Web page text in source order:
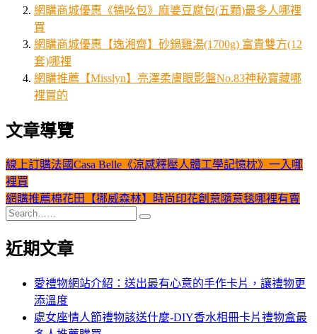
網購商城優惠《犒吆包》麻婆豆腐包(五顆)最多人哪裡
買
網購商城優惠【逸湘齋】砂鍋雞湯(1700g) 富貴雙方(12
套)哪裡
網購推薦【Misslyn】亮澤柔膚眼影盤No.83神秘寶藏哪
裡買的
文章導覽
線上訂購法國Casa Belle《涼感釋壓人體工學記憶枕》一入哪
裡買
網購推薦棉花田【挪威森林】時尚印花創意隨意毯哪裡有賣
近期文章
愛禮物網站介紹：送出最有心意的手作卡片，讓禮物更
添溫度
處女座情人節禮物該送什麼-DIY香水相冊卡片禮物盒最